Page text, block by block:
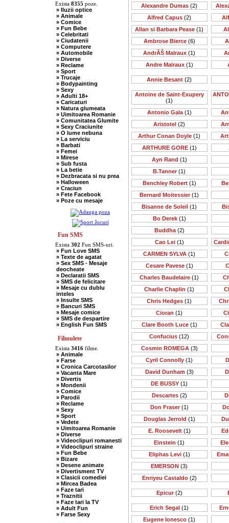
» Copii
» Craciun
» Cugetari
» Culmi
» Deocheate
» Diverse
» Doctori
» Elevi-Studenti
» Englezi
» Evrei
» Francezi
» Ingineri
» Ion si Maria
» Istorice
» Misogine
» Moldoveni
» Mosnegi
» Nebuni
» Negri
» Olteni
» Pescari
» Perle
» Politice
» Politisti
» Popi
» Radio Erevan
» Religioase
» Romani
» Sadice
» Secretare
» Sefi
» Scotieni
» Seci
» Soacre
» Sport
» Soferi
» Tarani
» Tigani
» Umor Negru
» Vanatori
Exista 8355 poze.
» Iluzii optice
» Animale
» Comice
» Fun Bebe
» Celebritati
» Ciudatenii
» Computere
» Automobile
» Diverse
» Reclame
» Sport
» Trucaje
» Bodypainting
» Sexy
» Adulti 18+
» Caricaturi
» Natura glumeata
» Uimitoarea Romanie
» Comunitatea Glumite
» Sexy Craciunite
» O lume nebuna
» La serviciu
» Barbati
» Femei
» Mirese
» Sub fusta
» La betie
» Dezbracata si nu prea
» Halloween
» Craciun
» Fete Facebook
» Poze cu mesaje
Fun SMS
Exista 302 Fun SMS-uri.
» Fun Love SMS
» Texte de agatat
» Sex SMS - Mesaje
deocheate
» Declaratii SMS
» SMS de felicitare
» Mesaje cu dublu
inteles
» Insulte SMS
» Bancuri SMS
» Mesaje comice
» SMS de despartire
» English Fun SMS
Filmulete
Exista 3416filme.
» Animale
» Farse
» Cronica Carcotasilor
» Vacanta Mare
» Divertis
» Mondenii
» Comice
» Parodii
» Reclame
» Sexy
» Sport
» Vedete
» Uimitoarea Romanie
» Diverse
» Videoclipuri romanesti
» Videoclipuri straine
» Fun Bebe
» Bizare
» Desene animate
» Divertisment TV
» Clasicii comediei
» Mircea Badea
» Faze tari
» Traznitii
» Faze tari la TV
» Adult Fun
» Farse Sexy
Alexandre Dumas (2)
Alfred Capus (2)
Allan si Barbara Pease (1)
Ambrose Bierce(6)
AndrĂŠ Malraux (1)
Andre Malraux(1)
Annie Besant (2)
Antoine de Saint-Exupery
(1)
Antonio Gala(1)
Aristotel (2)
Arthur Conan Doyle (1)
ARTHURE GORE(1)
Ayn Rand (1)
B.Tanner (1)
Benchley Robert(1)
Bernard Moitessier (1)
Bisanne de Soleil (1)
Bo Derek(1)
Buddha(2)
Cao Lei(1)
CARMEN SYLVA (1)
Cesare Pavese(1)
Charles Baudelaire (1)
Charlie Chaplin (1)
Chris Hedges (1)
Cioran (1)
Clare Booth Luce(1)
Confucius (12)
Cosmin ROMEGA(3)
Cyril Connolly (1)
David Dunham (3)
DE BUSSY (1)
Descartes(2)
Don Fraser(1)
Douglas Jerrold (1)
E. Roosevelt(1)
Einstein (1)
Eliphas Levi(1)
EMERSON (3)
Enriyeu Castaldo(2)
Epicur(2)
Erich Segal (1)
Eugene Ionesco (1)